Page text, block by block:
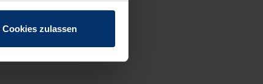
Cookies zulassen